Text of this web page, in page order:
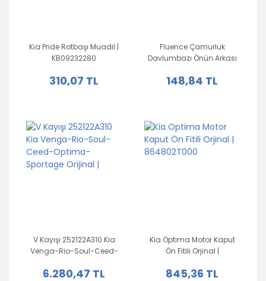
Kia Pride Rotbaşı Muadil |
KB09232280
310,07 TL
Fluence Çamurluk
Davlumbazı Önün Arkası
148,84 TL
V Kayışı 252122A310 Kia
Venga-Rio-Soul-Ceed-
|
6.280,47 TL
Kia Optima Motor Kaput
Ön Fitili Orjinal |
845,36 TL